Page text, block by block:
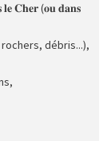
𝐥𝐞 𝐂𝐡𝐞𝐫 (𝐨𝐮 𝐝𝐚𝐧𝐬
débris...),